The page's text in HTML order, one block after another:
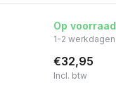
Op voorraad
1-2 werkdagen
€32,95
Incl. btw